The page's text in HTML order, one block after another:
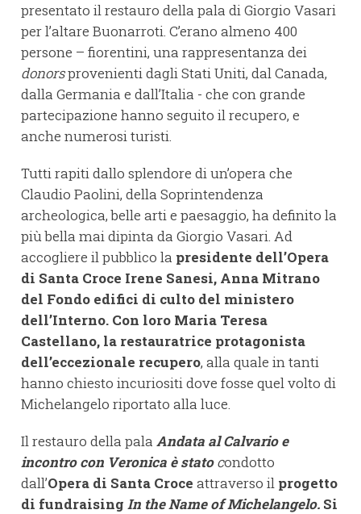
presentato il restauro della pala di Giorgio Vasari
per l’altare Buonarroti. C’erano almeno 400
persone – fiorentini, una rappresentanza dei
donorsprovenienti dagli Stati Uniti, dal Canada,
dalla Germania e dall’Italia - che con grande
partecipazione hanno seguito il recupero, e
anche numerosi turisti.
Tutti rapiti dallo splendore di un’opera che
Claudio Paolini, della Soprintendenza
archeologica, belle arti e paesaggio, ha definito la
più bella mai dipinta da Giorgio Vasari. Ad
accogliere il pubblico la presidente dell’Opera
di Santa Croce Irene Sanesi, Anna Mitrano
del Fondo edifici di culto del ministero
dell’Interno. Con loro Maria Teresa
Castellano, la restauratrice protagonista
dell’eccezionale recupero, alla quale in tanti
hanno chiesto incuriositi dove fosse quel volto di
Michelangelo riportato alla luce.
Il restauro della pala Andata al Calvario e
incontro con Veronica è statocondotto
dall’Opera di Santa Croce attraverso il progetto
di fundraising In the Name of Michelangelo. Si